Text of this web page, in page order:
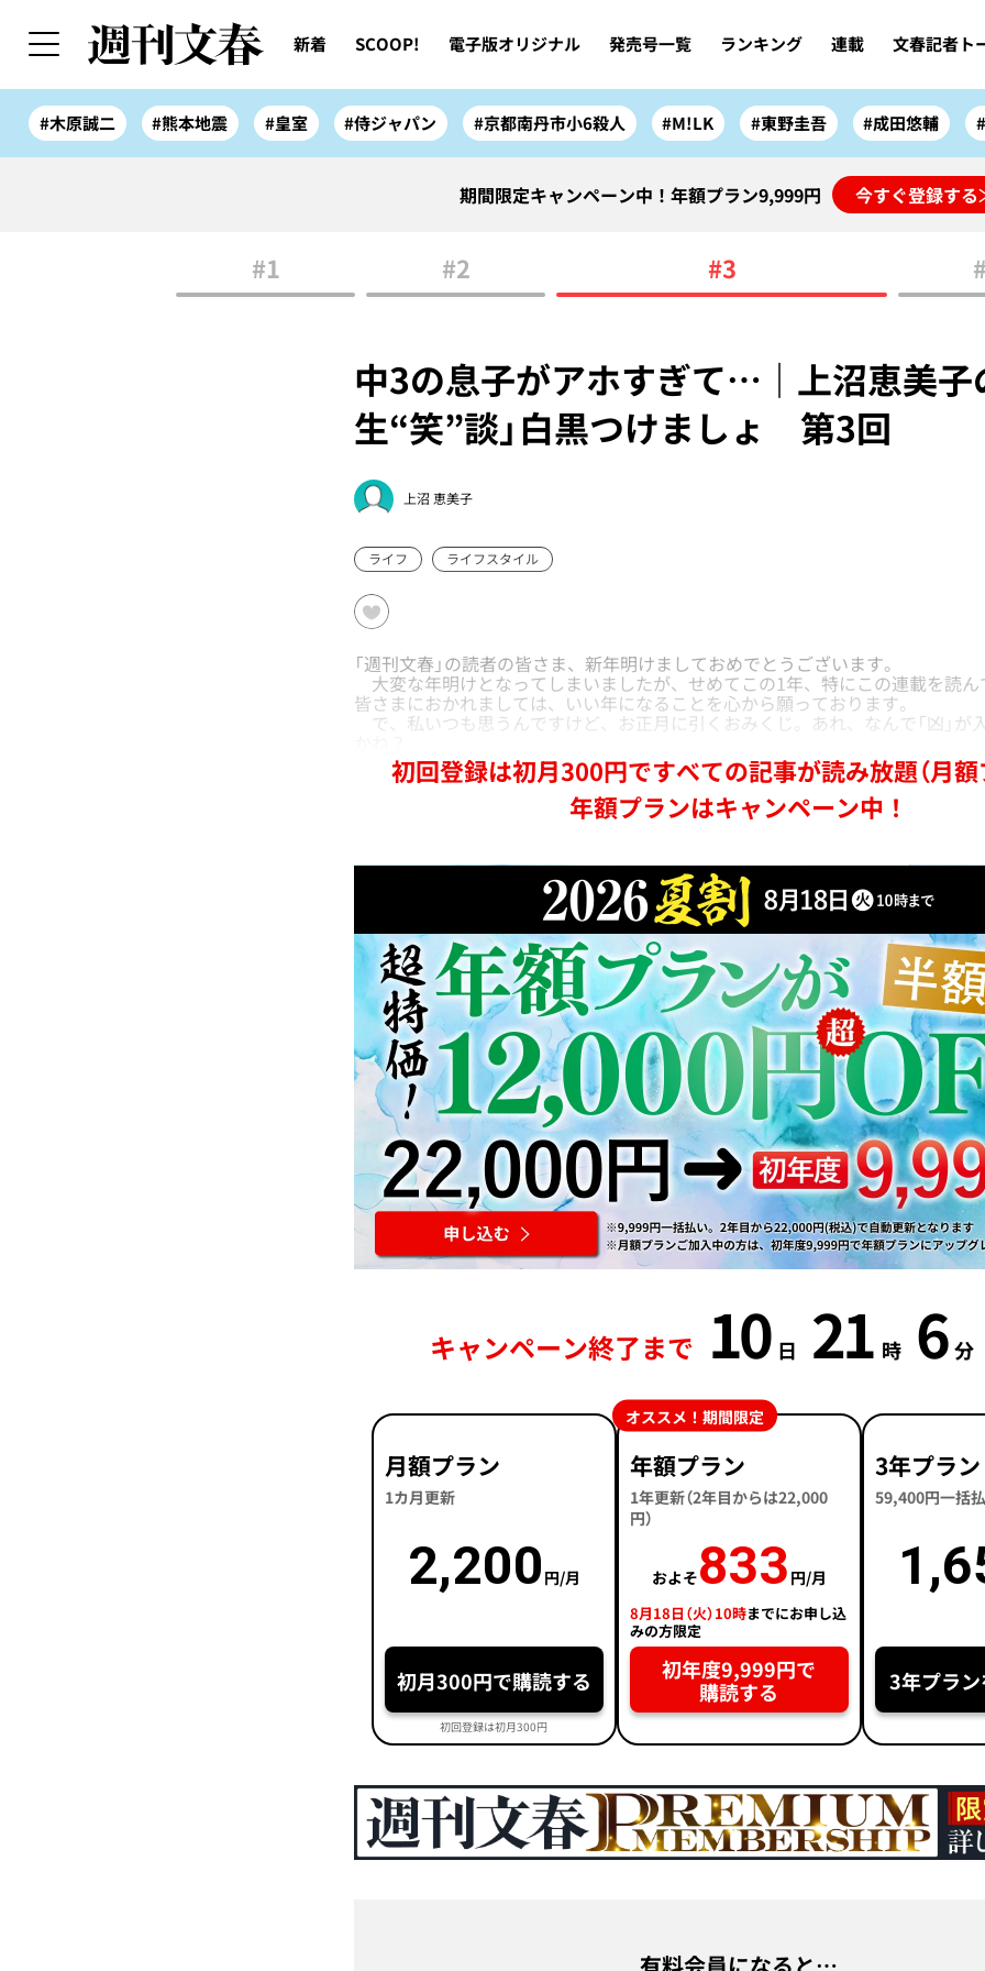
新着 SCOOP! 電子版オリジナル 発売号一覧 ランキング 連載 文春記者ト
#木原誠二 #熊本地震 #皇室 #侍ジャパン #京都南丹市小6殺人 #M!LK #東野圭吾 #成田悠輔
期間限定キャンペーン中！年額プラン9,999円 今すぐ登録す
#1 #2 #3
中3の息子がアホすぎて…｜上沼恵美子
生“笑”談」白黒つけましょ 第3回
上沼 恵美子
ライフ ライフスタイル
「週刊文春」の読者の皆さま、新年明けましておめでとうございます。
大変な年明けとなってしまいましたが、せめてこの1年、特にこの連載を読
皆さまにおかれましては、いい年になることを心から願っております。
で、私いつも思うんですけど、お正月に引くおみくじ。あれ、なんで「凶」が
初回登録は初月300円ですべての記事が読み放題（月額
年額プランはキャンペーン中！
キャンペーン終了まで 10 日 21 時 6 分
月額プラン
1カ月更新
2,200 円/月
初月300円で購読する
初回登録は初月300円
年額プラン
1年更新（2年目からは22,000
円）
およそ833 円/月
8月18日（火）10時までにお申し込
みの方限定
初年度9,999円で
購読する
オススメ！期間限定
3年プラン
59,400円一括
3年プラ